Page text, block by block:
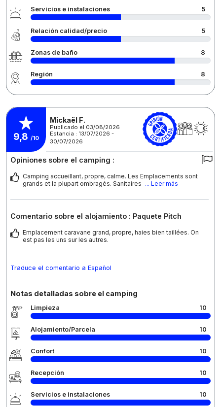
Servicios e instalaciones 5
Relación calidad/precio 5
Zonas de baño 8
Región 8
9,8 /10
Mickaël F.
Publicado el 03/08/2026
Estancia : 13/07/2026 -
30/07/2026
Opiniones sobre el camping :
Camping accueillant, propre, calme. Les Emplacements sont
grands et la plupart ombragés. Sanitaires ... Leer más
Comentario sobre el alojamiento : Paquete Pitch
Emplacement caravane grand, propre, haies bien taillées. On
est pas les uns sur les autres.
Traduce el comentario a Español
Notas detalladas sobre el camping
Limpieza 10
Alojamiento/Parcela 10
Confort 10
Recepción 10
Servicios e instalaciones 10